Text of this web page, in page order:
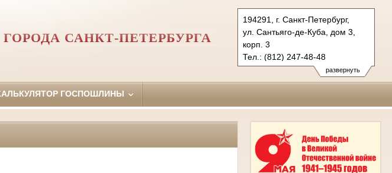
развернуть
194291, г. Санкт-Петербург,
ул. Сантьяго-де-Куба, дом 3,
корп. 3
Тел.: (812) 247-48-48
247-48-03
247-48-04 (приемн.)
САНКТ-ПЕТЕРБУРГА
ГОСПОШЛИНЫ